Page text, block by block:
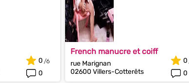
0
0
French manucre et coiff
rue Marignan
02600 Villers-Cotterêts
0
0